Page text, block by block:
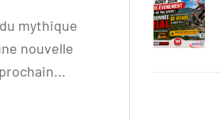
mythique
nouvelle